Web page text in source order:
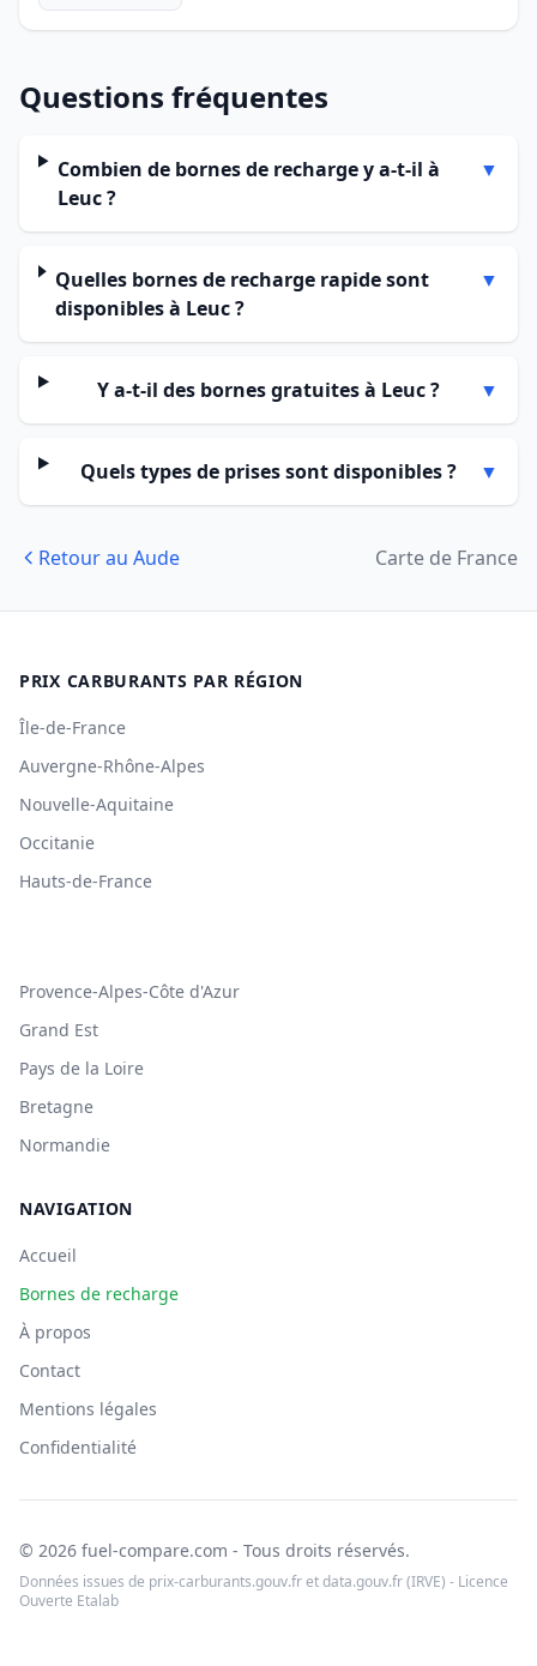
Questions fréquentes
Combien de bornes de recharge y a-t-il à
Leuc ?
▼
Quelles bornes de recharge rapide sont
disponibles à Leuc ?
▼
Y a-t-il des bornes gratuites à Leuc ? ▼
Quels types de prises sont disponibles ? ▼
Retour au Aude Carte de France
PRIX CARBURANTS PAR RÉGION
Île-de-France
Auvergne-Rhône-Alpes
Nouvelle-Aquitaine
Occitanie
Hauts-de-France
Provence-Alpes-Côte d'Azur
Grand Est
Pays de la Loire
Bretagne
Normandie
NAVIGATION
Accueil
Bornes de recharge
À propos
Contact
Mentions légales
Confidentialité
© 2026 fuel-compare.com - Tous droits réservés.
Données issues de prix-carburants.gouv.fr et data.gouv.fr (IRVE) - Licence
Ouverte Etalab